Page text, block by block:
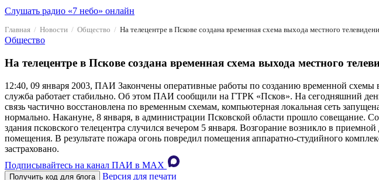
Слушать радио «7 небо» онлайн
Главная Новости Общество На телецентре в Пскове создана временная схема выхода местного
Общество
На телецентре в Пскове создана временная схема выхода местного
12:40, 09 января 2003, ПАИ Закончены оперативные работы по созданию временной
служба работает стабильно. Об этом ПАИ сообщили на ГТРК «Псков». На сегодняшний
связь частично восстановлена по временным схемам, компьютерная локальная сеть
нормально. Накануне, 8 января, в администрации Псковской области прошло совещание.
здания псковского телецентра случился вечером 5 января. Возгорание возникло в
помещения. В результате пожара огонь повредил помещения аппаратно-студийного
застраховано.
Подписывайтесь на канал ПАИ в MAХ
Получить код для блога Версия для печати